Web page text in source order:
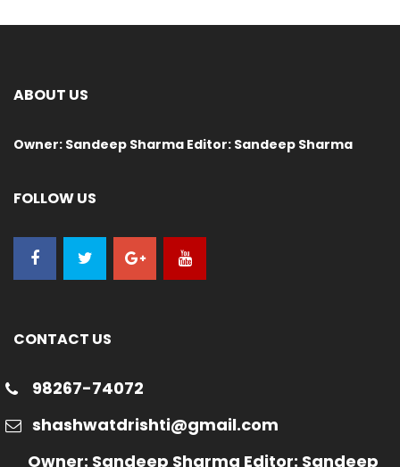
ABOUT US
Owner: Sandeep Sharma Editor: Sandeep Sharma
FOLLOW US
CONTACT US
98267-74072
shashwatdrishti@gmail.com
Owner: Sandeep Sharma Editor: Sandeep